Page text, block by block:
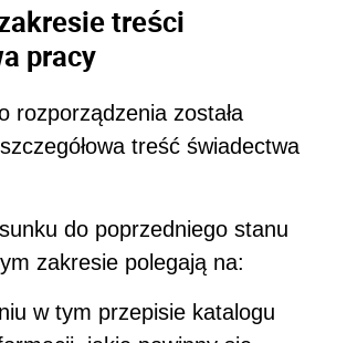
treści
pracy
rozporządzenia została
treść świadectwa
do poprzedniego stanu
zakresie polegają na:
w tym przepisie katalogu